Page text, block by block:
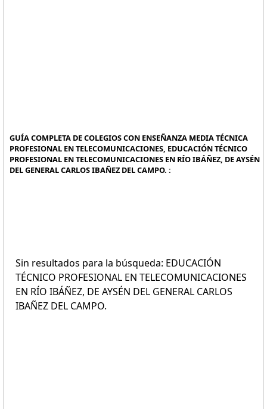
GUÍA COMPLETA DE COLEGIOS CON ENSEÑANZA MEDIA TÉCNICA
PROFESIONAL EN TELECOMUNICACIONES, EDUCACIÓN TÉCNICO
PROFESIONAL EN TELECOMUNICACIONES EN RÍO IBÁÑEZ, DE AYSÉN
DEL GENERAL CARLOS IBAÑEZ DEL CAMPO. :
Sin resultados para la búsqueda: EDUCACIÓN
TÉCNICO PROFESIONAL EN TELECOMUNICACIONES
EN RÍO IBÁÑEZ, DE AYSÉN DEL GENERAL CARLOS
IBAÑEZ DEL CAMPO.